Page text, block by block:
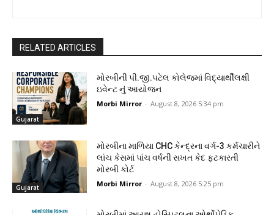
RELATED ARTICLES
Gujarat
મોરબીની પી.જી.પટેલ કોલેજમાં વિદ્યાર્થીલક્ષી
ઇવેન્ટ નું આયોજન
Morbi Mirror - August 8, 2026 5:34 pm
Gujarat
મોરબીના માળિયા CHC કેન્દ્રના વર્ગ-3 કર્મચારીને
લાંચ કેસમાં પાંચ વર્ષની સખત કેદ ફટકારતી
મોરબી કોર્ટ
Morbi Mirror - August 8, 2026 5:25 pm